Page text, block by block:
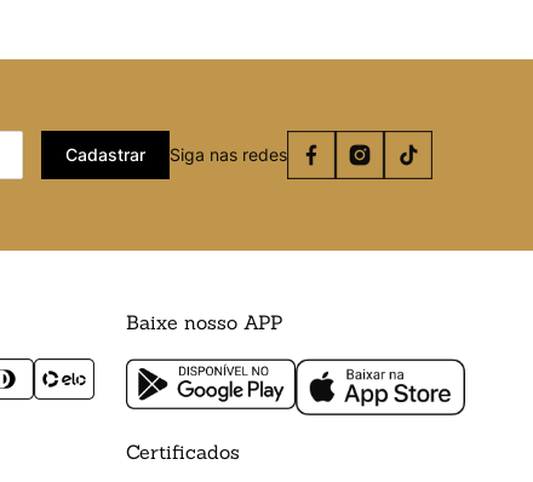
Cadastrar Siga nas redes
Baixe nosso APP
Certificados